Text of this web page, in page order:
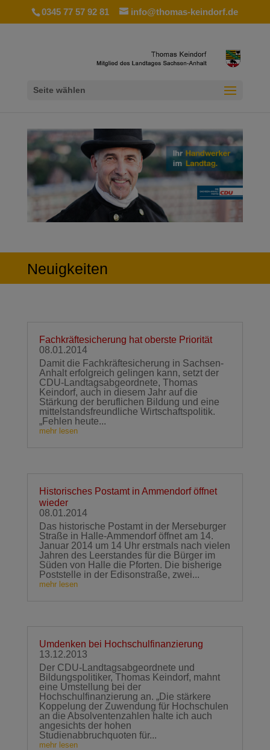
0345 77 57 92 81 info@thomas-keindorf.de
Seite wählen
Neuigkeiten
Fachkräftesicherung hat oberste Priorität
08.01.2014
Damit die Fachkräftesicherung in Sachsen-
Anhalt erfolgreich gelingen kann, setzt der
CDU-Landtagsabgeordnete, Thomas
Keindorf, auch in diesem Jahr auf die
Stärkung der beruflichen Bildung und eine
mittelstandsfreundliche Wirtschaftspolitik.
„Fehlen heute...
mehr lesen
Historisches Postamt in Ammendorf öffnet
wieder
08.01.2014
Das historische Postamt in der Merseburger
Straße in Halle-Ammendorf öffnet am 14.
Januar 2014 um 14 Uhr erstmals nach vielen
Jahren des Leerstandes für die Bürger im
Süden von Halle die Pforten. Die bisherige
Poststelle in der Edisonstraße, zwei...
mehr lesen
Umdenken bei Hochschulfinanzierung
13.12.2013
Der CDU-Landtagsabgeordnete und
Bildungspolitiker, Thomas Keindorf, mahnt
eine Umstellung bei der
Hochschulfinanzierung an. „Die stärkere
Koppelung der Zuwendung für Hochschulen
an die Absolventenzahlen halte ich auch
angesichts der hohen
Studienabbruchquoten für...
mehr lesen